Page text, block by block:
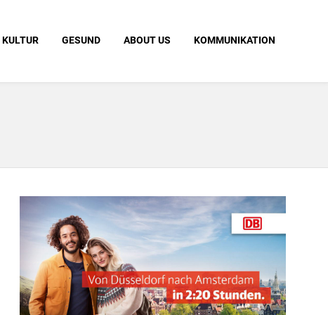
KULTUR GESUND ABOUT US KOMMUNIKATION